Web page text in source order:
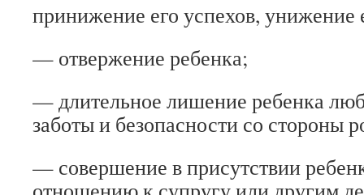
принижение его успехов, унижение
— отвержение ребенка;
— длительное лишение ребенка
заботы и безопасности со стороны
— совершение в присутствии